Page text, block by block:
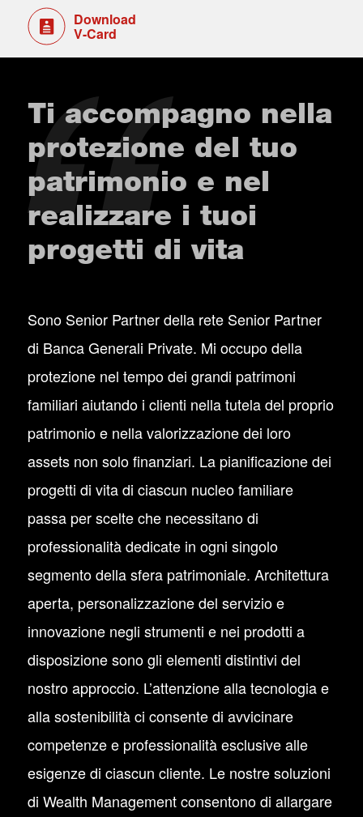
Download
V-Card
Ti accompagno nella
protezione del tuo
patrimonio e nel
realizzare i tuoi
progetti di vita
Sono Senior Partner della rete Senior Partner
di Banca Generali Private. Mi occupo della
protezione nel tempo dei grandi patrimoni
familiari aiutando i clienti nella tutela del proprio
patrimonio e nella valorizzazione dei loro
assets non solo finanziari. La pianificazione dei
progetti di vita di ciascun nucleo familiare
passa per scelte che necessitano di
professionalità dedicate in ogni singolo
segmento della sfera patrimoniale. Architettura
aperta, personalizzazione del servizio e
innovazione negli strumenti e nei prodotti a
disposizione sono gli elementi distintivi del
nostro approccio. L’attenzione alla tecnologia e
alla sostenibilità ci consente di avvicinare
competenze e professionalità esclusive alle
esigenze di ciascun cliente. Le nostre soluzioni
di Wealth Management consentono di allargare